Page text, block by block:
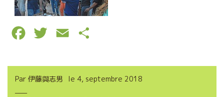
c
i
a
r
Par 伊藤與志男 le 4, septembre 2018